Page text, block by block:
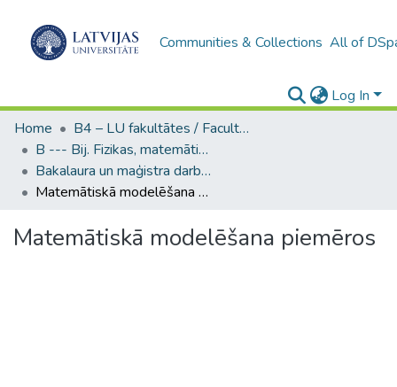
Communities & Collections All of
Log In
Home
B4 – LU fakultātes / Faculties of the UL
B --- Bij. Fizikas, matemātikas un optometrijas fakultātes studentu noslēguma darbi / Faculty of Physics, Mathematics and Optometry - Graduate works
Bakalaura un maģistra darbi (FMOF) / Bachelor's and Master's theses
Matemātiskā modelēšana piemēros
Matemātiskā modelēšana piemēros